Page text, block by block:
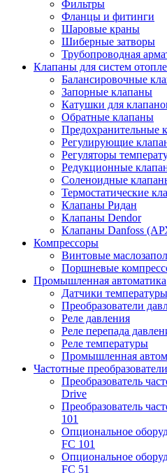
Фильтры
Фланцы и фитинги
Шаровые краны
Шиберные затворы
Трубопроводная
Клапаны для систем
Балансировочные
Запорные клапаны
Катушки для
Обратные клапаны
Предохранительные
Регулирующие
Регуляторы
Редукционные
Соленоидные
Термостатические
Клапаны Ридан
Клапаны Dendor
Клапаны Danfoss
Компрессоры
Винтовые
Поршневые
Промышленная автоматика
Датчики температуры
Преобразователи
Реле давления
Реле перепада
Реле температуры
Промышленная
Частотные преобразователи
Преобразователь
Drive
Преобразователь
101
Опциональное
FC 101
Опциональное
FC 51